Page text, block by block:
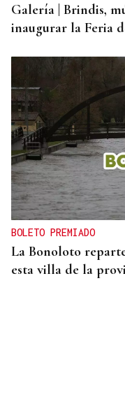
Galería | Brindis,
inaugurar la Feria
BOLETO PREMIADO
La Bonoloto
esta villa de la